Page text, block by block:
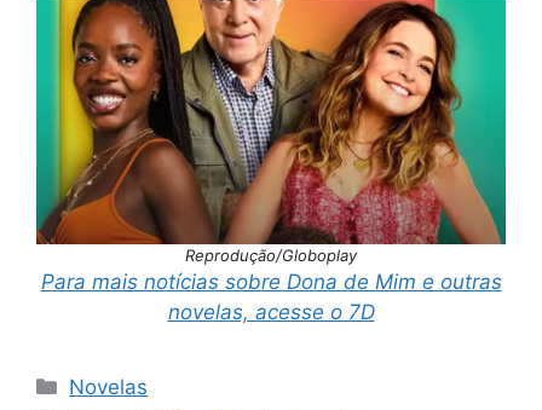
Reprodução/Globoplay
Para mais notícias sobre Dona de Mim e outras
novelas, acesse o 7D
Categorias
Novelas